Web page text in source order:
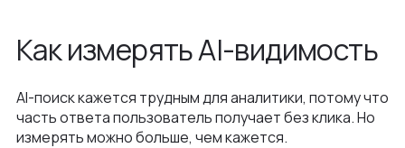
Как измерять AI-видимость
AI-поиск кажется трудным для аналитики, потому что
часть ответа пользователь получает без клика. Но
измерять можно больше, чем кажется.